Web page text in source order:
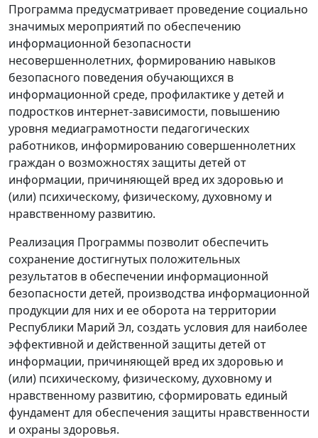
Программа предусматривает проведение социально
значимых мероприятий по обеспечению
информационной безопасности
несовершеннолетних, формированию навыков
безопасного поведения обучающихся в
информационной среде, профилактике у детей и
подростков интернет-зависимости, повышению
уровня медиаграмотности педагогических
работников, информированию совершеннолетних
граждан о возможностях защиты детей от
информации, причиняющей вред их здоровью и
(или) психическому, физическому, духовному и
нравственному развитию.
Реализация Программы позволит обеспечить
сохранение достигнутых положительных
результатов в обеспечении информационной
безопасности детей, производства информационной
продукции для них и ее оборота на территории
Республики Марий Эл, создать условия для наиболее
эффективной и действенной защиты детей от
информации, причиняющей вред их здоровью и
(или) психическому, физическому, духовному и
нравственному развитию, сформировать единый
фундамент для обеспечения защиты нравственности
и охраны здоровья.